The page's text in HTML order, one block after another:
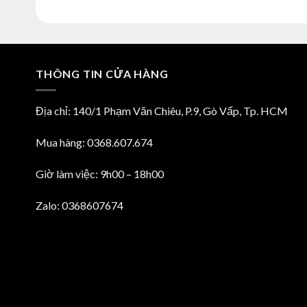
THÔNG TIN CỬA HÀNG
Địa chỉ: 140/1 Phạm Văn Chiêu, P.9, Gò Vấp, Tp. HCM
Mua hàng: 0368.607.674
Giờ làm việc: 9h00 – 18h00
Zalo: 0368607674